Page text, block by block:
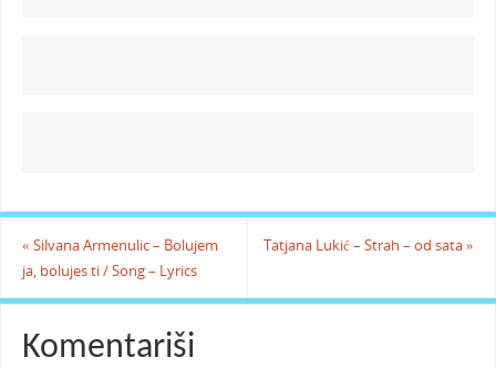
« Silvana Armenulic – Bolujem
ja, bolujes ti / Song – Lyrics
Tatjana Lukić – Strah – od sata»
Komentariši